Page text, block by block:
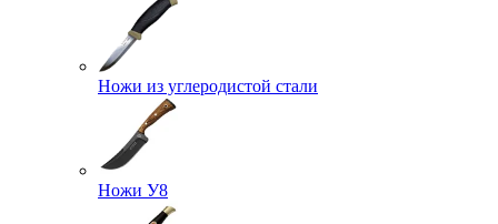
Ножи из углеродистой стали
Ножи У8